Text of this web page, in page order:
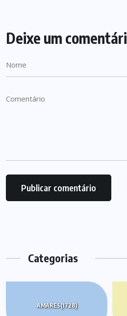
Deixe um
Categorias
AMARES(1728)